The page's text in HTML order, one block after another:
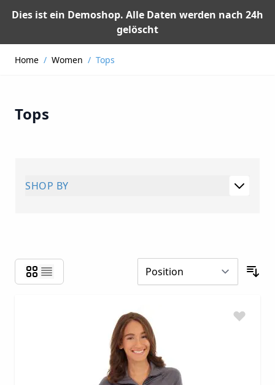
Dies ist ein Demoshop. Alle Daten werden nach 24h
gelöscht
Home / Women / Tops
Tops
SHOP BY